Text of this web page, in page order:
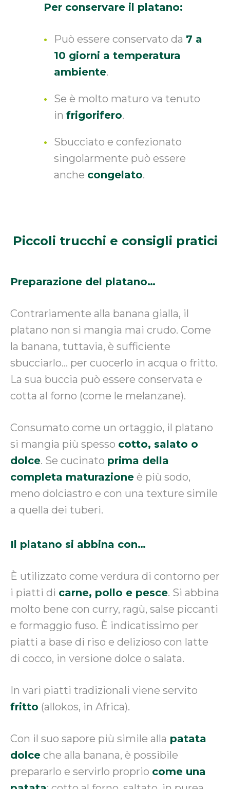
Per conservare il platano:
Può essere conservato da 7 a
10 giorni a temperatura
ambiente.
Se è molto maturo va tenuto
in frigorifero.
Sbucciato e confezionato
singolarmente può essere
anche congelato.
Piccoli trucchi e consigli pratici
Preparazione del platano…
Contrariamente alla banana gialla, il
platano non si mangia mai crudo. Come
la banana, tuttavia, è sufficiente
sbucciarlo… per cuocerlo in acqua o fritto.
La sua buccia può essere conservata e
cotta al forno (come le melanzane).
Consumato come un ortaggio, il platano
si mangia più spesso cotto, salato o
dolce. Se cucinato prima della
completa maturazione è più sodo,
meno dolciastro e con una texture simile
a quella dei tuberi.
Il platano si abbina con…
È utilizzato come verdura di contorno per
i piatti di carne, pollo e pesce. Si abbina
molto bene con curry, ragù, salse piccanti
e formaggio fuso. È indicatissimo per
piatti a base di riso e delizioso con latte
di cocco, in versione dolce o salata.
In vari piatti tradizionali viene servito
fritto (allokos, in Africa).
Con il suo sapore più simile alla patata
dolce che alla banana, è possibile
prepararlo e servirlo proprio come una